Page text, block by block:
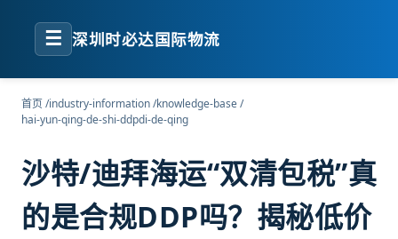
☰ 深圳时必达国际物流
首页/industry-information/knowledge-base/
hai-yun-qing-de-shi-ddpdi-de-qing
沙特/迪拜海运“双清包税”真
的是合规DDP吗？揭秘低价